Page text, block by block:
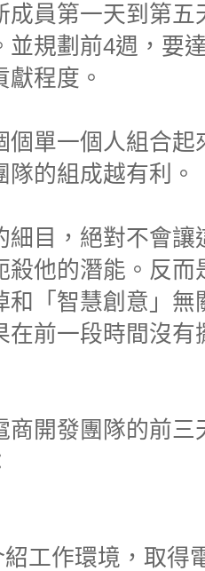
成員第一天到第
並規劃前4週，要
獻程度。
個單一個人組合
的組成越有利。
細目，絕對不會
殺他的潛能。反
和「智慧創意」
在前一段時間沒
商開發團隊的前
工作環境，取得